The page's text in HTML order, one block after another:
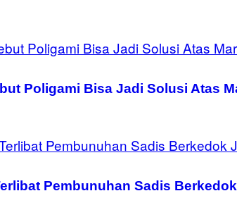
Poligami Bisa Jadi Solusi Atas
Pembunuhan Sadis